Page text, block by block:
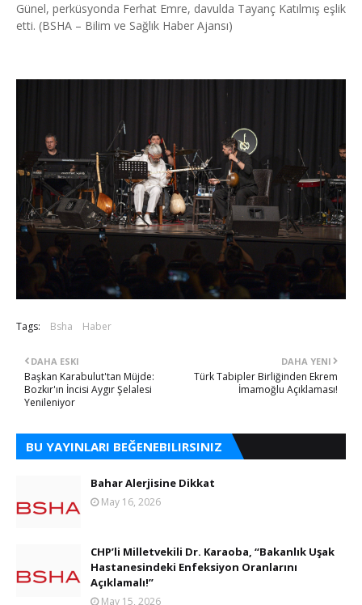
Günel, perküsyonda Ferhat Emre, davulda Tayanç Katılmış eşlik
etti. (BSHA – Bilim ve Sağlık Haber Ajansı)
Tags: Bsha Haber
DAHA YENI
Türk Tabipler Birliğinden Ekrem
İmamoğlu Açıklaması!
DAHA ESKI
Başkan Karabulut'tan Müjde:
Bozkır'ın İncisi Aygır Şelalesi
Yenileniyor
BU YAYINLARI BEĞENEBILIRSINIZ
Bahar Alerjisine Dikkat
May 16, 2026
CHP’li Milletvekili Dr. Karaoba, “Bakanlık Uşak
Hastanesindeki Enfeksiyon Oranlarını
Açıklamalı!”
May 15, 2026